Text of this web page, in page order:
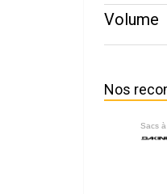
Volume
Nos
Sacs